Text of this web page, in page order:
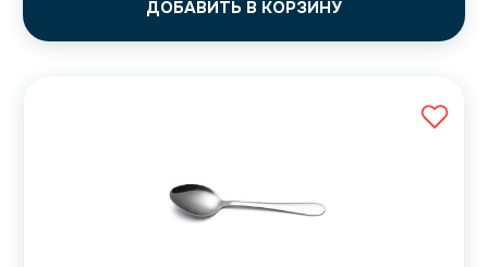
ДОБАВИТЬ В КОРЗИНУ